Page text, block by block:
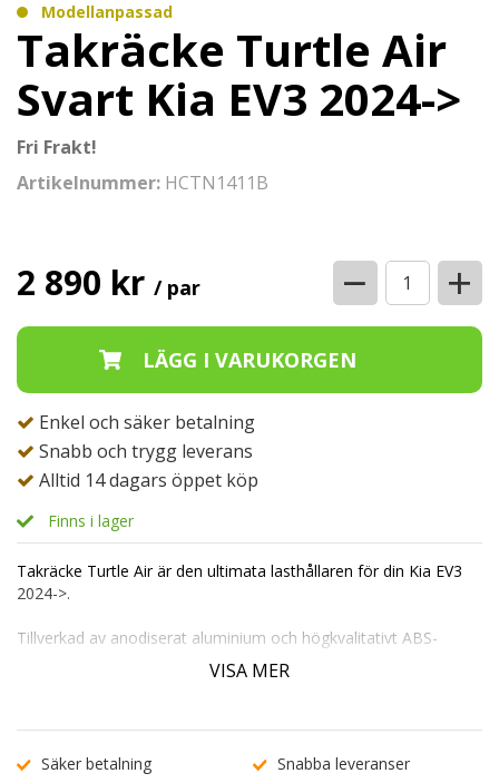
Modellanpassad
Takräcke Turtle Air
Svart Kia EV3 2024->
Fri Frakt!
Artikelnummer: HCTN1411B
2 890 kr / par − +
Enkel och säker betalning
Snabb och trygg leverans
Alltid 14 dagars öppet köp
Finns i lager
Takräcke Turtle Air är den ultimata lasthållaren för din Kia EV3
2024->.
Tillverkad av anodiserat aluminium och högkvalitativt ABS-
plastfästen, är detta takräcke byggt för att hålla i många år
cykelställ och andra lasthållare. Monteringen är en lek utan
VISA MER
Säker betalning
Snabba leveranser